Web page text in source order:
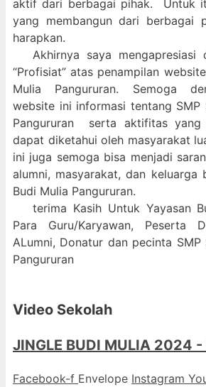
aktif dari berbagai pihak. Untuk
yang membangun dari berbagai
harapkan.
Akhirnya saya mengapresiasi
“Profisiat” atas penampilan
Mulia Pangururan. Semoga
website ini informasi tentang SMP
Pangururan serta aktifitas
dapat diketahui oleh masyarakat
ini juga semoga bisa menjadi
alumni, masyarakat, dan keluarga
Budi Mulia Pangururan.
terima Kasih Untuk Yayasan
Para Guru/Karyawan, Peserta
ALumni, Donatur dan pecinta SMP
Pangururan
Video Sekolah
JINGLE BUDI MULIA 2024 -
Facebook-f Envelope Instagram